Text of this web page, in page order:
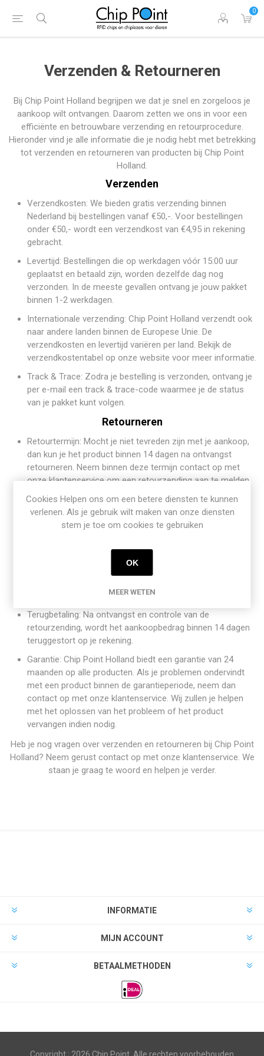
0
Verzenden & Retourneren
Bij Chip Point Holland begrijpen we dat je snel en zorgeloos je
aankoop wilt ontvangen. Daarom zetten we ons in voor een
efficiënte en betrouwbare verzending en retourprocedure.
Hieronder vind je alle informatie die je nodig hebt met betrekking
tot verzenden en retourneren van producten bij Chip Point
Holland.
Verzenden
Verzendkosten: We bieden gratis verzending binnen
Nederland bij bestellingen vanaf €50,-. Voor bestellingen
onder €50,- wordt een verzendkost van €4,95 in rekening
gebracht.
Levertijd: Bestellingen die op werkdagen vóór 15:00 uur
geplaatst en betaald zijn, worden dezelfde dag nog
verzonden. In de meeste gevallen ontvang je jouw pakket
binnen 1-2 werkdagen.
Internationale verzending: Chip Point Holland verzendt ook
naar andere landen binnen de Europese Unie. De
verzendkosten en levertijd variëren per land. Bekijk de
verzendkostentabel op onze website voor meer informatie.
Track & Trace: Zodra je bestelling is verzonden, ontvang je
per e-mail een track & trace-code waarmee je de status
van je pakket kunt volgen.
Retourneren
Retourtermijn: Mocht je niet tevreden zijn met je aankoop,
dan kun je het product binnen 14 dagen na ontvangst
retourneren. Neem binnen deze termijn contact op met
onze klantenservice om een retourzending aan te melden.
Voorwaarden: Het product dient in originele staat,
ongebruikt en onbeschadigd te zijn. Verder moet het
product in de originele verpakking met alle bijbehorende
retourkosten vergoeden.
Terugbetaling: Na ontvangst en controle van de
retourzending, wordt het aankoopbedrag binnen 14 dagen
teruggestort op je rekening.
Garantie: Chip Point Holland biedt een garantie van 24
maanden op alle producten. Als je problemen ondervindt
met een product binnen de garantieperiode, neem dan
contact op met onze klantenservice. Wij zullen je helpen
met het oplossen van het probleem of het product
vervangen indien nodig.
Heb je nog vragen over verzenden en retourneren bij Chip Point
Holland? Neem gerust contact op met onze klantenservice. We
staan je graag te woord en helpen je verder.
INFORMATIE
MIJN ACCOUNT
BETAALMETHODEN
Cookies Helpen ons om een betere diensten te kunnen
verlenen. Als je gebruik wilt maken van onze diensten
stem je toe om cookies te gebruiken
OK
MEER WETEN